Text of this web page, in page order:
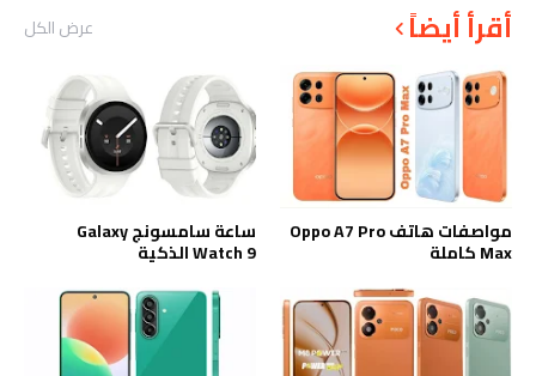
أقرأ أيضاً عرض الكل
مواصفات هاتف Oppo A7 Pro
Max كاملة
ساعة سامسونج Galaxy
Watch 9 الذكية